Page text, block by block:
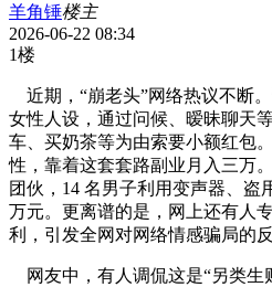
羊角锤楼主
2026-06-22 08:34
1楼
近期，“崩老头”网络热议不断
女性人设，通过问候、暧昧聊天
车、买奶茶等为由索要小额红包
性，靠着这套套路副业月入三万
团伙，14 名男子利用变声器、盗
万元。更离谱的是，网上还有人
利，引发全网对网络情感骗局的反
网友中，有人调侃这是“另类生